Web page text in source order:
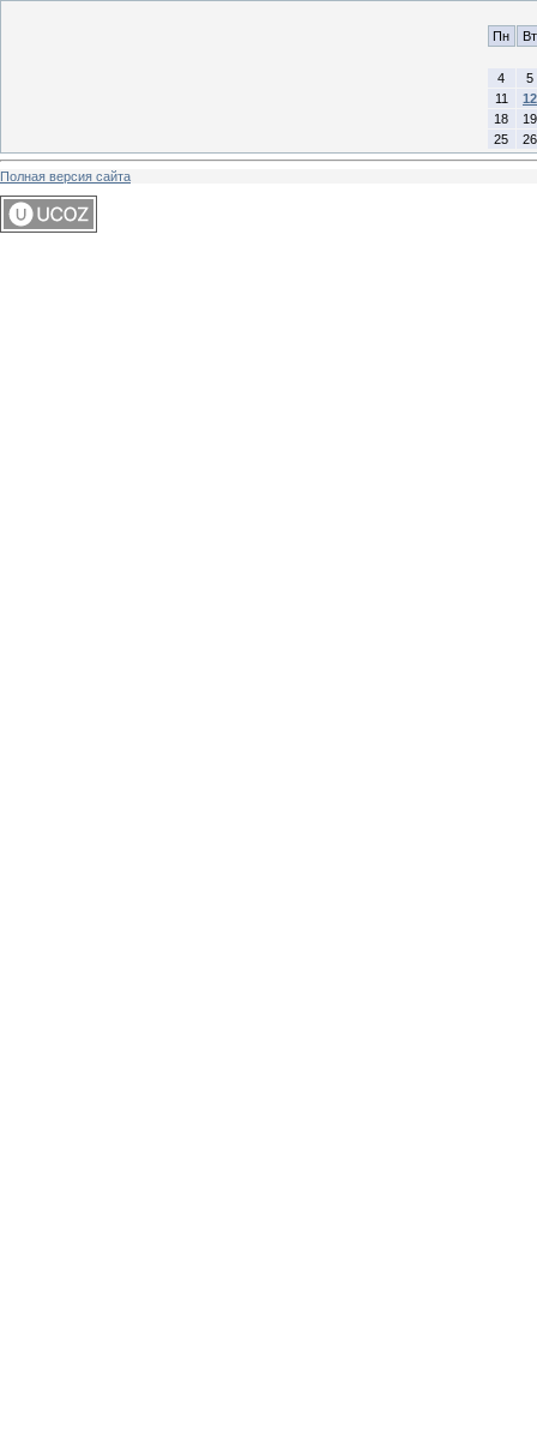
Пн Вт
4
5
11
12
18
19
25
26
Полная версия сайта